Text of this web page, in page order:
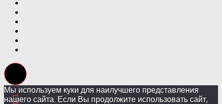
Мы используем куки для наилучшего представления
нашего сайта. Если Вы продолжите использовать сайт,